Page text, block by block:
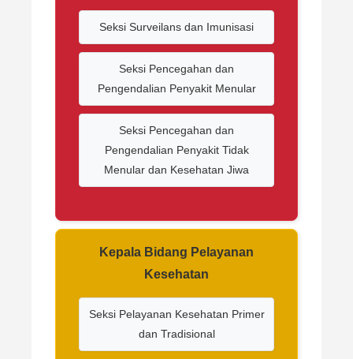
Seksi Surveilans dan Imunisasi
Seksi Pencegahan dan
Pengendalian Penyakit Menular
Seksi Pencegahan dan
Pengendalian Penyakit Tidak
Menular dan Kesehatan Jiwa
Kepala Bidang Pelayanan
Kesehatan
Seksi Pelayanan Kesehatan Primer
dan Tradisional